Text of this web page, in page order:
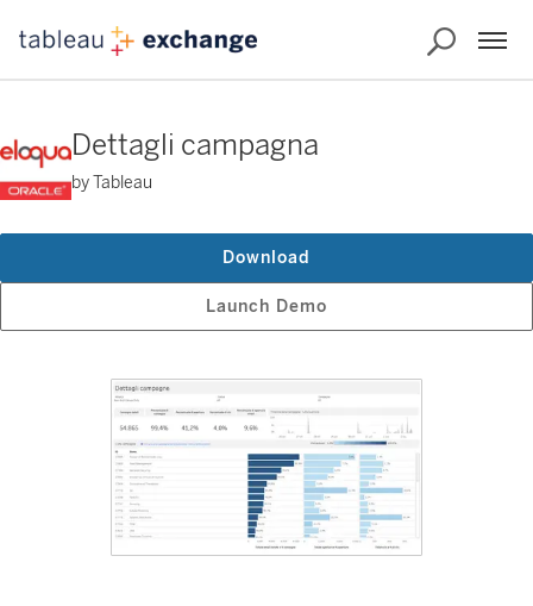
Dettagli campagna
by Tableau
Launch Demo
Download